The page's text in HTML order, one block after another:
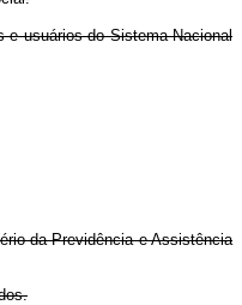
e usuários do Sistema Nacional
da Previdência e Assistência